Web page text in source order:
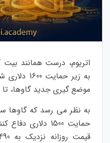
اتریوم، درست همانند
به زیر
موضع گیری جدید گاوها، تا زیر تراز 1550
به نظر می رسد که گاوها
حمایت 1500